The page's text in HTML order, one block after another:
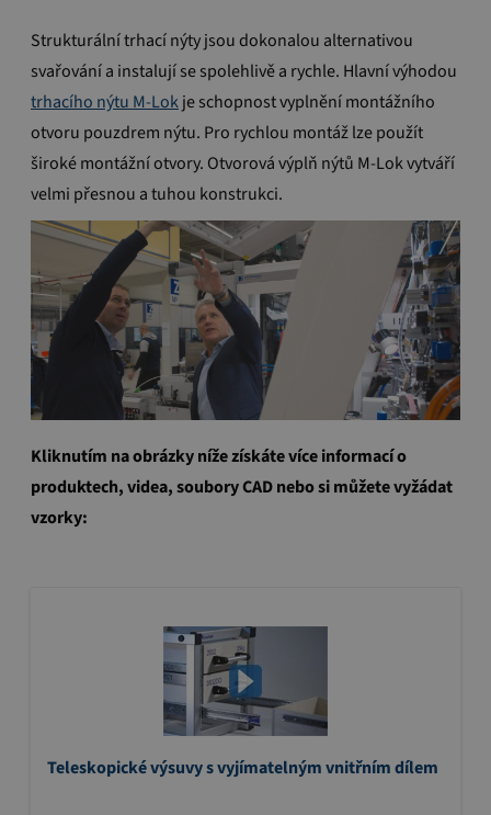
Strukturální trhací nýty jsou dokonalou alternativou
svařování a instalují se spolehlivě a rychle. Hlavní výhodou
trhacího nýtu M-Lokje schopnost vyplnění montážního
otvoru pouzdrem nýtu. Pro rychlou montáž lze použít
široké montážní otvory. Otvorová výplň nýtů M-Lok vytváří
velmi přesnou a tuhou konstrukci.
Kliknutím na obrázky níže získáte více informací o
produktech, videa, soubory CAD nebo si můžete vyžádat
vzorky:
Teleskopické výsuvy s vyjímatelným vnitřním dílem